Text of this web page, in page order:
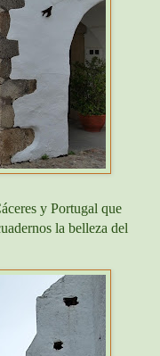
y Portugal que
la belleza del